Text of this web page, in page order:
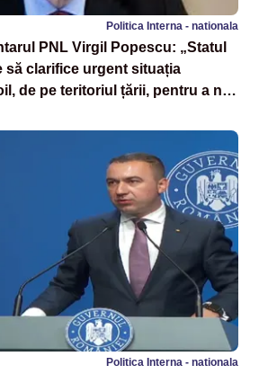
Politica Interna - nationala
PNL Virgil Popescu: „Statul
să clarifice urgent situația
de pe teritoriul țării, pentru a nu
Politica Interna - nationala